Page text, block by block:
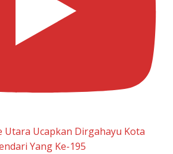
Utara Ucapkan Dirgahayu Kota
Yang Ke-195